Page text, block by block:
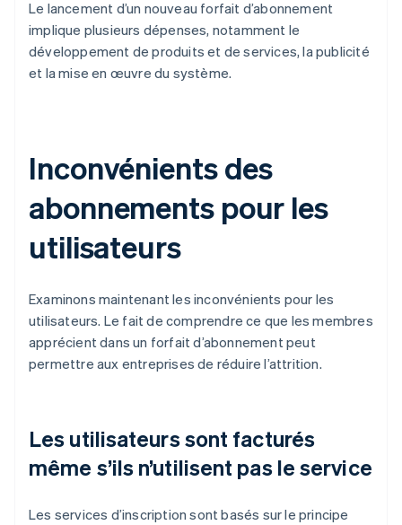
Le lancement d’un nouveau forfait d’abonnement
implique plusieurs dépenses, notamment le
développement de produits et de services, la publicité
et la mise en œuvre du système.
Inconvénients des
abonnements pour les
utilisateurs
Examinons maintenant les inconvénients pour les
utilisateurs. Le fait de comprendre ce que les membres
apprécient dans un forfait d’abonnement peut
permettre aux entreprises de réduire l’attrition.
Les utilisateurs sont facturés
même s’ils n’utilisent pas le service
Les services d’inscription sont basés sur le principe